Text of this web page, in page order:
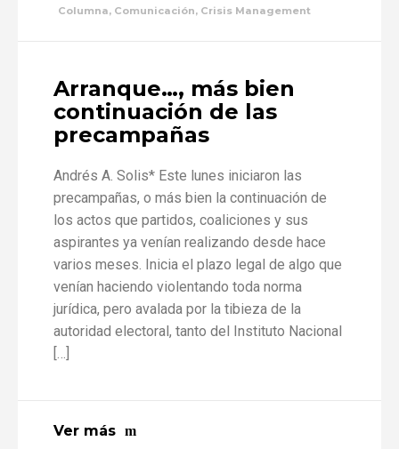
Columna, Comunicación, Crisis Management
Arranque…, más bien
continuación de las
precampañas
Andrés A. Solis* Este lunes iniciaron las
precampañas, o más bien la continuación de
los actos que partidos, coaliciones y sus
aspirantes ya venían realizando desde hace
varios meses. Inicia el plazo legal de algo que
venían haciendo violentando toda norma
jurídica, pero avalada por la tibieza de la
autoridad electoral, tanto del Instituto Nacional
[…]
Ver más